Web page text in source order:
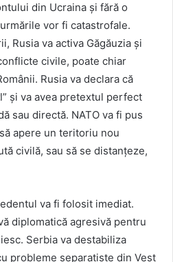
din Ucraina și fără o
vor fi catastrofale.
Rusia va activa Găgăuzia și
civile, poate chiar
Rusia va declara că
și va avea pretextul perfect
sau directă. NATO va fi pus
apere un teritoriu nou
civilă, sau să se distanțeze,
va fi folosit imediat.
diplomatică agresivă pentru
Serbia va destabiliza
probleme separatiste din Vest